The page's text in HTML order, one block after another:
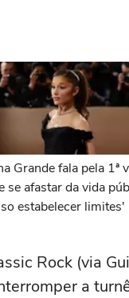
Grande fala pela 1ª
se afastar da vida
estabelecer limites'
Rock (via
a